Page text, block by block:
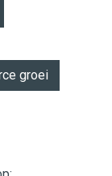
groei